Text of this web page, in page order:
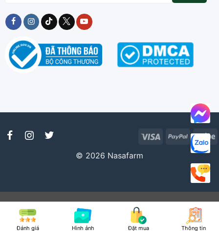
© 2026 Nasafarm
Visa PayPal
Đánh giá Hình ảnh Đặt mua Thông tin